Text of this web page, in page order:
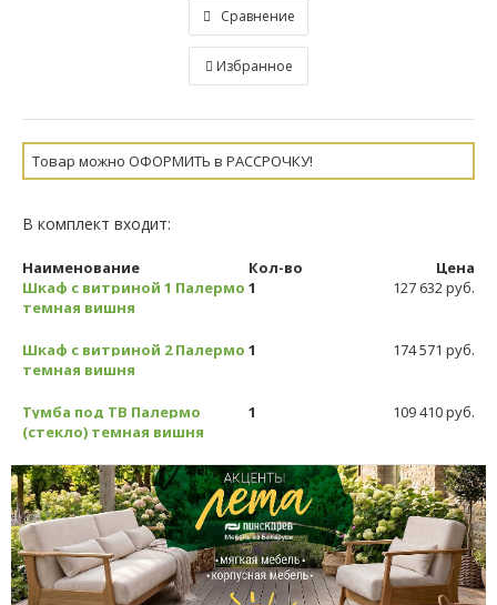
Сравнение
Избранное
Товар можно ОФОРМИТЬ в РАССРОЧКУ!
В комплект входит:
Наименование Кол-во
Цена
Шкаф с витриной 1 Палермо
темная вишня
1 127 632 руб.
Шкаф с витриной 2 Палермо
темная вишня
1 174 571 руб.
Тумба под ТВ Палермо
(стекло) темная вишня
1 109 410 руб.